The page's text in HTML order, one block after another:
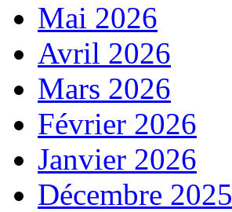
Mai 2026
Avril 2026
Mars 2026
Février 2026
Janvier 2026
Décembre 2025